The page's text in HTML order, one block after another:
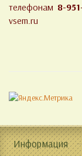
телефонам 8-
vsem.ru
Информация